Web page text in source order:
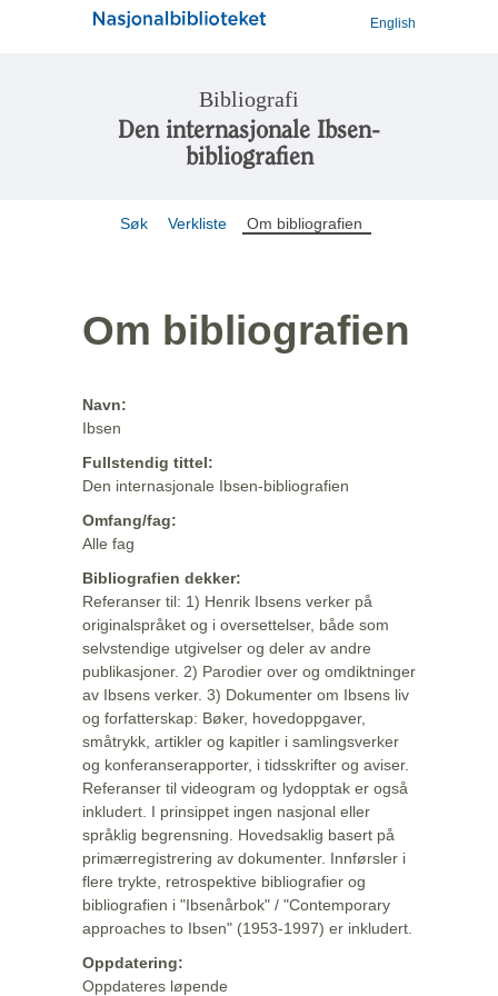
English
Bibliografi
Den internasjonale Ibsen-
bibliografien
Søk Verkliste Om bibliografien
Om bibliografien
Navn:
Ibsen
Fullstendig tittel:
Den internasjonale Ibsen-bibliografien
Omfang/fag:
Alle fag
Bibliografien dekker:
Referanser til: 1) Henrik Ibsens verker på
originalspråket og i oversettelser, både som
selvstendige utgivelser og deler av andre
publikasjoner. 2) Parodier over og omdiktninger
av Ibsens verker. 3) Dokumenter om Ibsens liv
og forfatterskap: Bøker, hovedoppgaver,
småtrykk, artikler og kapitler i samlingsverker
og konferanserapporter, i tidsskrifter og aviser.
Referanser til videogram og lydopptak er også
inkludert. I prinsippet ingen nasjonal eller
språklig begrensning. Hovedsaklig basert på
primærregistrering av dokumenter. Innførsler i
flere trykte, retrospektive bibliografier og
bibliografien i "Ibsenårbok" / "Contemporary
approaches to Ibsen" (1953-1997) er inkludert.
Oppdatering:
Oppdateres løpende